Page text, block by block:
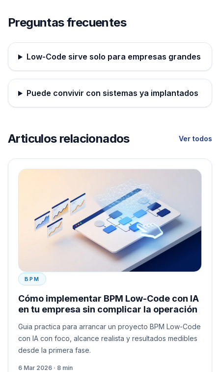
Preguntas frecuentes
Low-Code sirve solo para empresas grandes
Puede convivir con sistemas ya implantados
Articulos relacionados Ver todos
BPM
Cómo implementar BPM Low-Code con IA
en tu empresa sin complicar la operación
Guia practica para arrancar un proyecto BPM Low-Code
con IA con foco, alcance realista y resultados medibles
desde la primera fase.
6 Mar 2026 · 8 min